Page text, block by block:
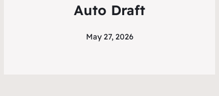
Auto Draft
May 27, 2026